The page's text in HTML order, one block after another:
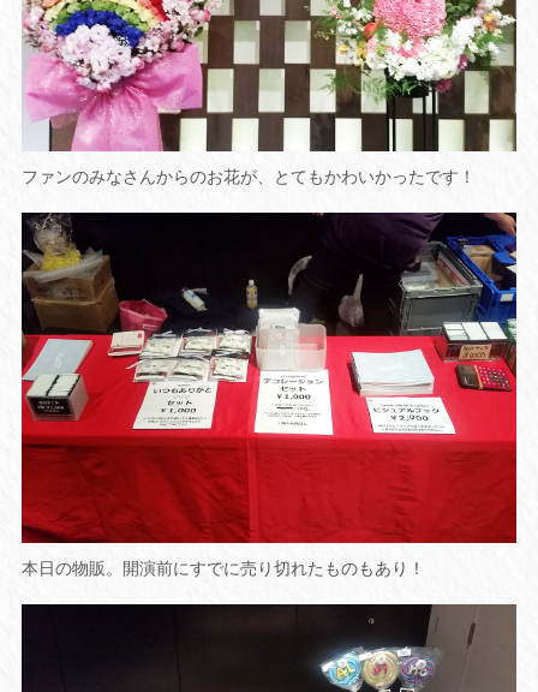
ファンのみなさんからのお花が、とてもかわいかったです！
本日の物販。開演前にすでに売り切れたものもあり！